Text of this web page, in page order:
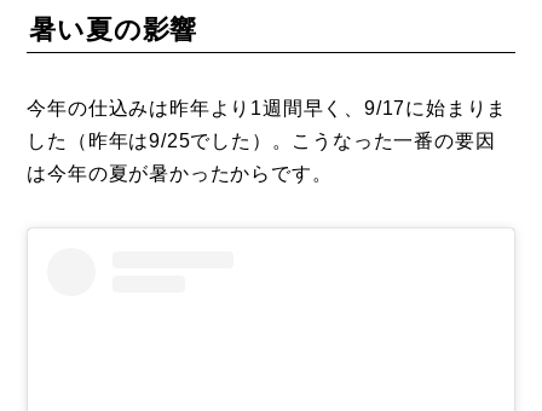
暑い夏の影響
今年の仕込みは昨年より1週間早く、9/17に始まりま
した（昨年は9/25でした）。こうなった一番の要因
は今年の夏が暑かったからです。